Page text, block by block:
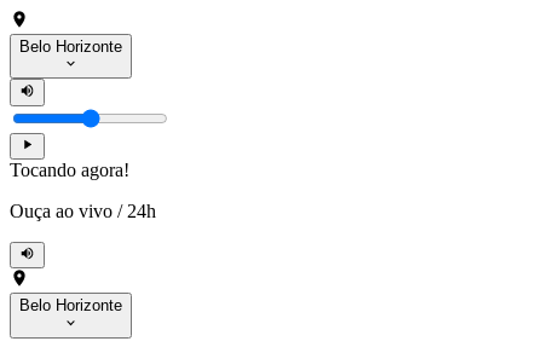
Belo Horizonte
Tocando agora!
Ouça ao vivo / 24h
Belo Horizonte